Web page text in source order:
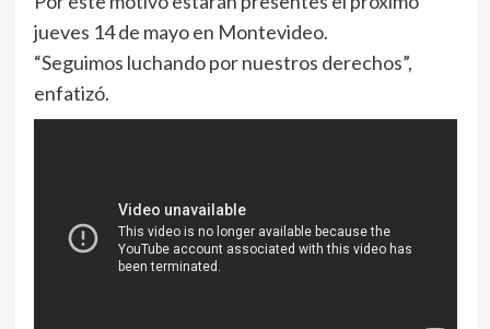
jueves 14 de mayo en Montevideo.
“Seguimos luchando por nuestros derechos”,
enfatizó.